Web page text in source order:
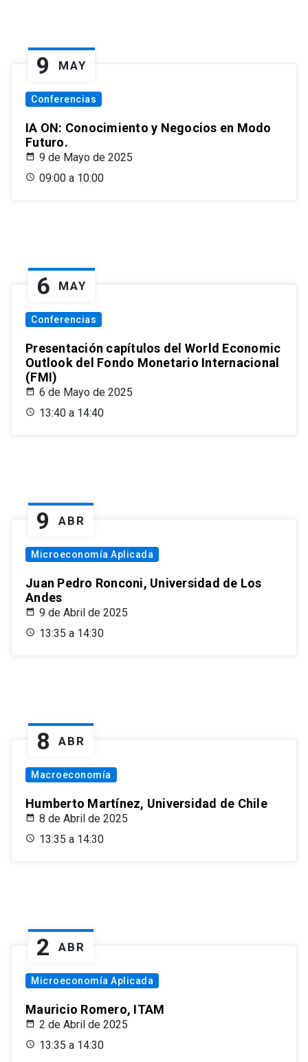
9 MAY
Conferencias
IA ON: Conocimiento y Negocios en Modo
Futuro.
9 de Mayo de 2025
09:00 a 10:00
6 MAY
Conferencias
Presentación capítulos del World Economic
Outlook del Fondo Monetario Internacional
(FMI)
6 de Mayo de 2025
13:40 a 14:40
9 ABR
Microeconomía Aplicada
Juan Pedro Ronconi, Universidad de Los
Andes
9 de Abril de 2025
13:35 a 14:30
8 ABR
Macroeconomía
Humberto Martínez, Universidad de Chile
8 de Abril de 2025
13:35 a 14:30
2 ABR
Microeconomía Aplicada
Mauricio Romero, ITAM
2 de Abril de 2025
13:35 a 14:30